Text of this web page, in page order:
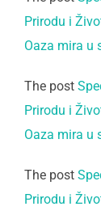
Prirodu i
Oaza mira u
The post
Prirodu i
Oaza mira u
The post
Prirodu i